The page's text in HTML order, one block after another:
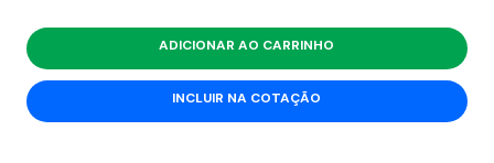
ADICIONAR AO CARRINHO
INCLUIR NA COTAÇÃO